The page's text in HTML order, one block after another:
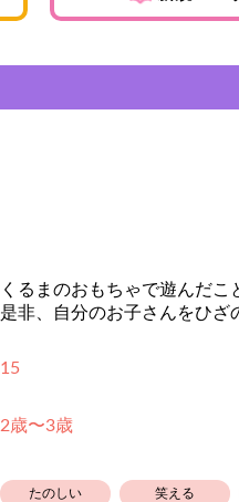
くるまのおもちゃで遊んだこ
是非、自分のお子さんをひざ
15
2歳〜3歳
たのしい 笑える